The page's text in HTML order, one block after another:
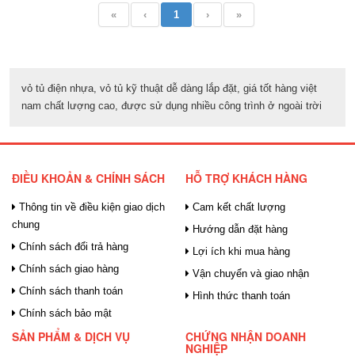
« ‹ 1 › »
vỏ tủ điện nhựa, vỏ tủ kỹ thuật dễ dàng lắp đặt, giá tốt hàng việt
nam chất lượng cao, được sử dụng nhiều công trình ở ngoài trời
ĐIỀU KHOẢN & CHÍNH SÁCH
Thông tin về điều kiện giao dịch
chung
Chính sách đổi trả hàng
Chính sách giao hàng
Chính sách thanh toán
Chính sách bảo mật
HỖ TRỢ KHÁCH HÀNG
Cam kết chất lượng
Hướng dẫn đặt hàng
Lợi ích khi mua hàng
Vận chuyển và giao nhận
Hình thức thanh toán
SẢN PHẨM & DỊCH VỤ CHỨNG NHẬN DOANH
NGHIỆP